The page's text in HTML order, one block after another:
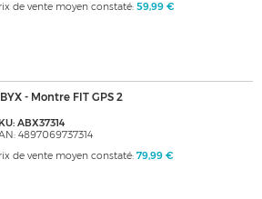
de vente moyen constaté: 59,99 €
- Montre FIT GPS 2
ABX37314
4897069737314
de vente moyen constaté: 79,99 €